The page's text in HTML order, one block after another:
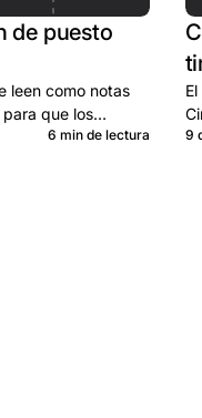
de puesto
leen como notas
para que los
6 min de lectura 9